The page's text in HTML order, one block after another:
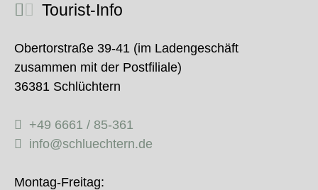
Tourist-Info
Obertorstraße 39-41 (im Ladengeschäft
zusammen mit der Postfiliale)
36381 Schlüchtern
+49 6661 / 85-361
info@schluechtern.de
Montag-Freitag: